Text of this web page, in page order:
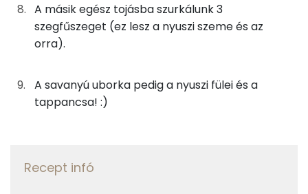
Összesen 463 kcal
Fehérje
Összesen
Zsír
A másik egész tojásba szurkálunk 3
szegfűszeget (ez lesz a nyuszi szeme és az
orra).
A savanyú uborka pedig a nyuszi fülei és a
tappancsa! :)
Recept infó